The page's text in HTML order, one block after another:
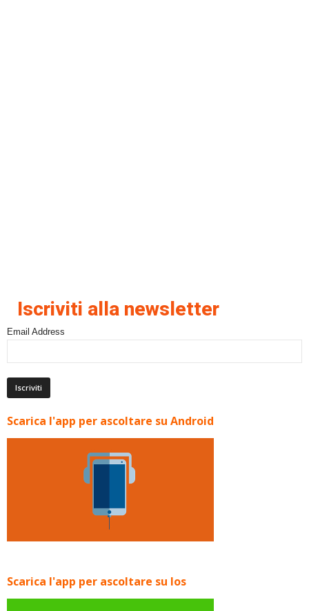
Iscriviti alla newsletter
Email Address
Scarica l'app per ascoltare su Android
Scarica l'app per ascoltare su Ios